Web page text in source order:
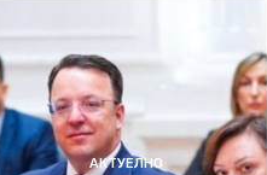
АКТУЕЛНО